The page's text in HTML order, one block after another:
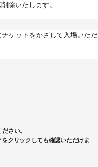
除いたします。
ケットをかざして入場いただ
さい。
クリックしても確認いただけま